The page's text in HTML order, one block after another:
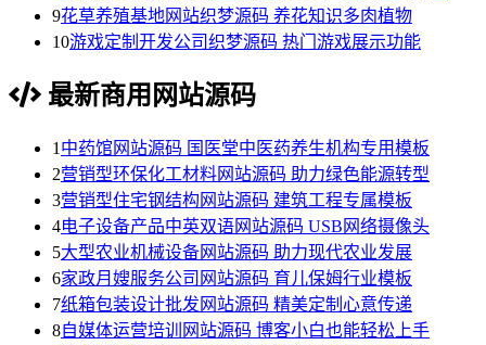
9花草养殖基地网站织梦源码 养花知识多肉植物
10游戏定制开发公司织梦源码 热门游戏展示功能
最新商用网站源码
1 中药馆网站源码 国医堂中医药养生机构专用模板
2营销型环保化工材料网站源码 助力绿色能源转型
3营销型住宅钢结构网站源码 建筑工程专属模板
4电子设备产品中英双语网站源码 USB网络摄像头
5大型农业机械设备网站源码 助力现代农业发展
6家政月嫂服务公司网站源码 育儿保姆行业模板
7纸箱包装设计批发网站源码 精美定制心意传递
8自媒体运营培训网站源码 博客小白也能轻松上手